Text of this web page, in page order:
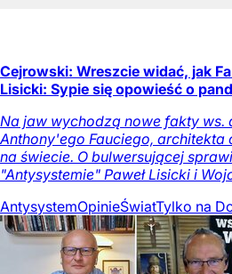
Cejrowski: Wreszcie widać, jak
Lisicki: Sypie się opowieść o
Na jaw wychodzą nowe fakty ws.
Anthony'ego Fauciego,
na świecie. O bulwersującej
"Antysystemie" Paweł Lisicki i
AntysystemOpinieŚwiatTylko na